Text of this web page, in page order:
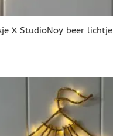
X StudioNoy beer lichtje